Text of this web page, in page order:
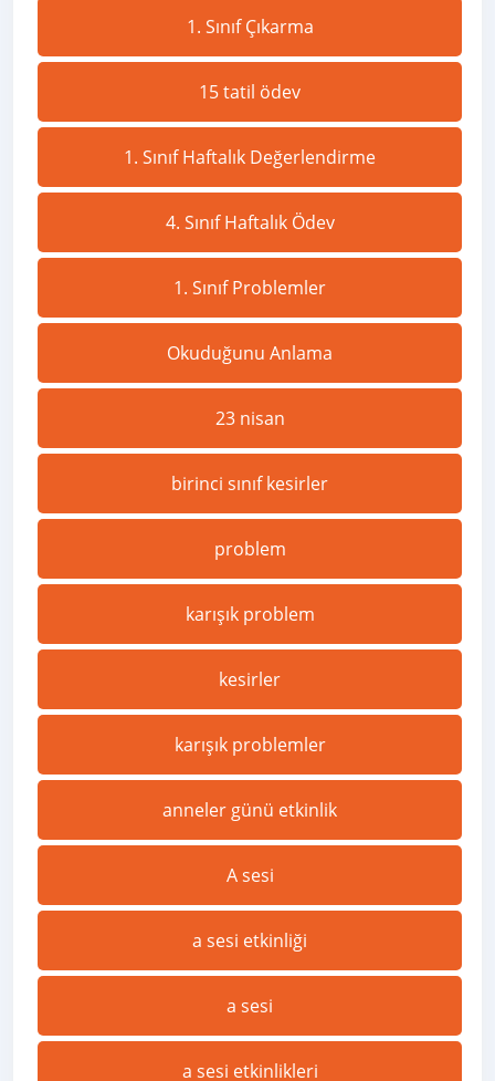
1. Sınıf Çıkarma
15 tatil ödev
1. Sınıf Haftalık Değerlendirme
4. Sınıf Haftalık Ödev
1. Sınıf Problemler
Okuduğunu Anlama
23 nisan
birinci sınıf kesirler
problem
karışık problem
kesirler
karışık problemler
anneler günü etkinlik
A sesi
a sesi etkinliği
a sesi
a sesi etkinlikleri